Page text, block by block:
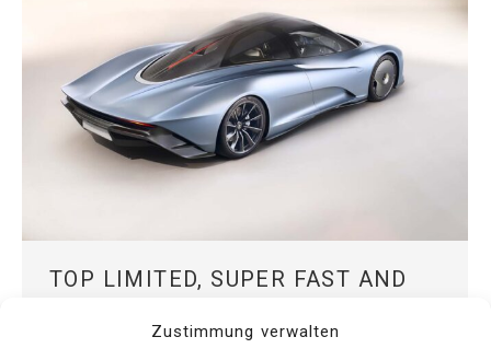
Zustimmung verwalten
TOP LIMITED, SUPER FAST AND